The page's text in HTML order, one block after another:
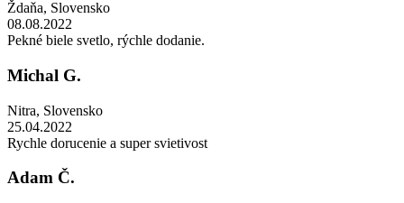
Ždaňa, Slovensko
08.08.2022
Pekné biele svetlo, rýchle dodanie.
Michal G.
Nitra, Slovensko
25.04.2022
Rychle dorucenie a super svietivost
Adam Č.